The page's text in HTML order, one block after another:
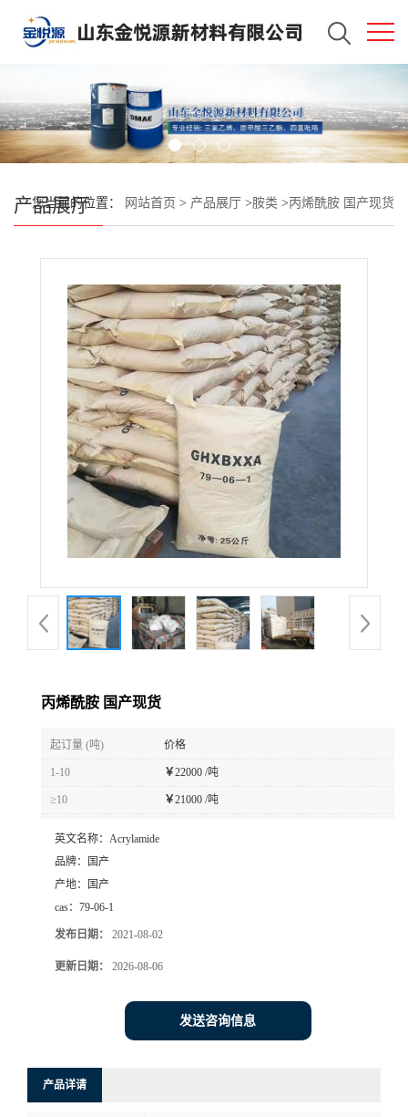
产品展厅
您当前的位置： 网站首页 > 产品展厅 >胺类 >丙烯酰胺 国产现货
丙烯酰胺 国产现货
起订量 (吨) 价格
1-10 ￥22000 /吨
≥10 ￥21000 /吨
英文名称： Acrylamide
品牌：
国产
产地：
国产
cas： 79-06-1
发布日期： 2021-08-02
更新日期： 2026-08-06
发送咨询信息
产品详请